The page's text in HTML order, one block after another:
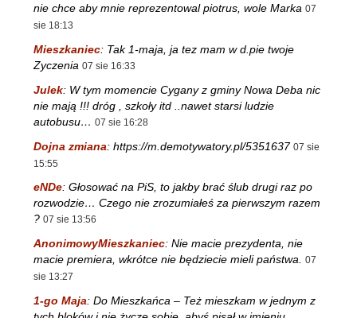
nie chce aby mnie reprezentowal piotrus, wole Marka 07
sie 18:13
Mieszkaniec: Tak 1-maja, ja tez mam w d.pie twoje
Zyczenia 07 sie 16:33
Julek: W tym momencie Cygany z gminy Nowa Deba nic
nie mają !!! dróg , szkoły itd ..nawet starsi ludzie
autobusu… 07 sie 16:28
Dojna zmiana: https://m.demotywatory.pl/5351637 07 sie
15:55
eNDe: Głosować na PiS, to jakby brać ślub drugi raz po
rozwodzie… Czego nie zrozumiałeś za pierwszym razem
? 07 sie 13:56
AnonimowyMieszkaniec: Nie macie prezydenta, nie
macie premiera, wkrótce nie będziecie mieli państwa.
07
sie 13:27
1-go Maja: Do Mieszkańca – Też mieszkam w jednym z